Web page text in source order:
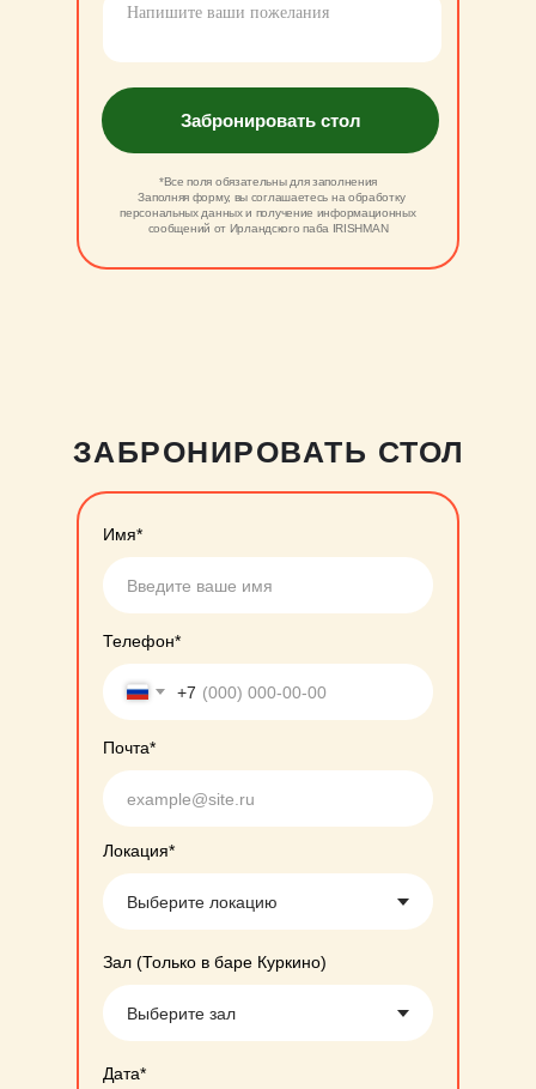
Забронировать стол
*Все поля обязательны для заполнения
Заполняя форму, вы соглашаетесь на обработку
персональных данных и получение информационных
сообщений от Ирландского паба IRISHMAN
ЗАБРОНИРОВАТЬ СТОЛ
Имя*
Телефон*
+7
Почта*
Дата*
Зал (Только в баре Куркино)
Локация*